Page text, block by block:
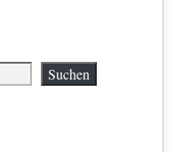
Suchen